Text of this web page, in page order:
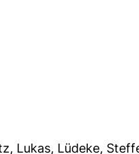
Lukas, Lüdeke,